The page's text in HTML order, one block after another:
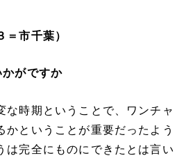
市千葉）
がですか
な時期ということで、ワンチャ
かということが重要だったよう
は完全にものにできたとは言い